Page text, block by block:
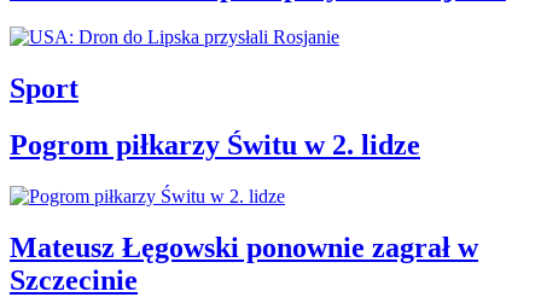
Sport
Pogrom piłkarzy Świtu w 2. lidze
Mateusz Łęgowski ponownie zagrał w
Szczecinie